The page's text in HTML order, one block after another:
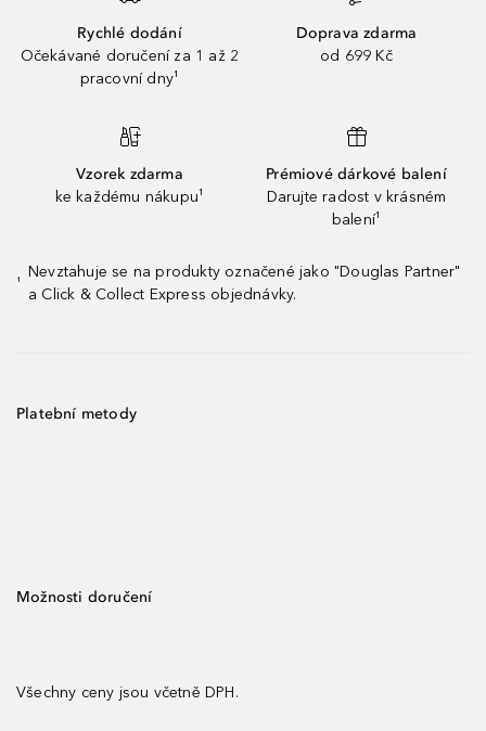
Rychlé dodání
Očekávané doručení za 1 až 2
pracovní dny¹
Doprava zdarma
od 699 Kč
Vzorek zdarma
ke každému nákupu¹
Prémiové dárkové balení
Darujte radost v krásném
balení¹
¹
Nevztahuje se na produkty označené jako "Douglas Partner"
a Click & Collect Express objednávky.
Platební metody
Možnosti doručení
Všechny ceny jsou včetně DPH.